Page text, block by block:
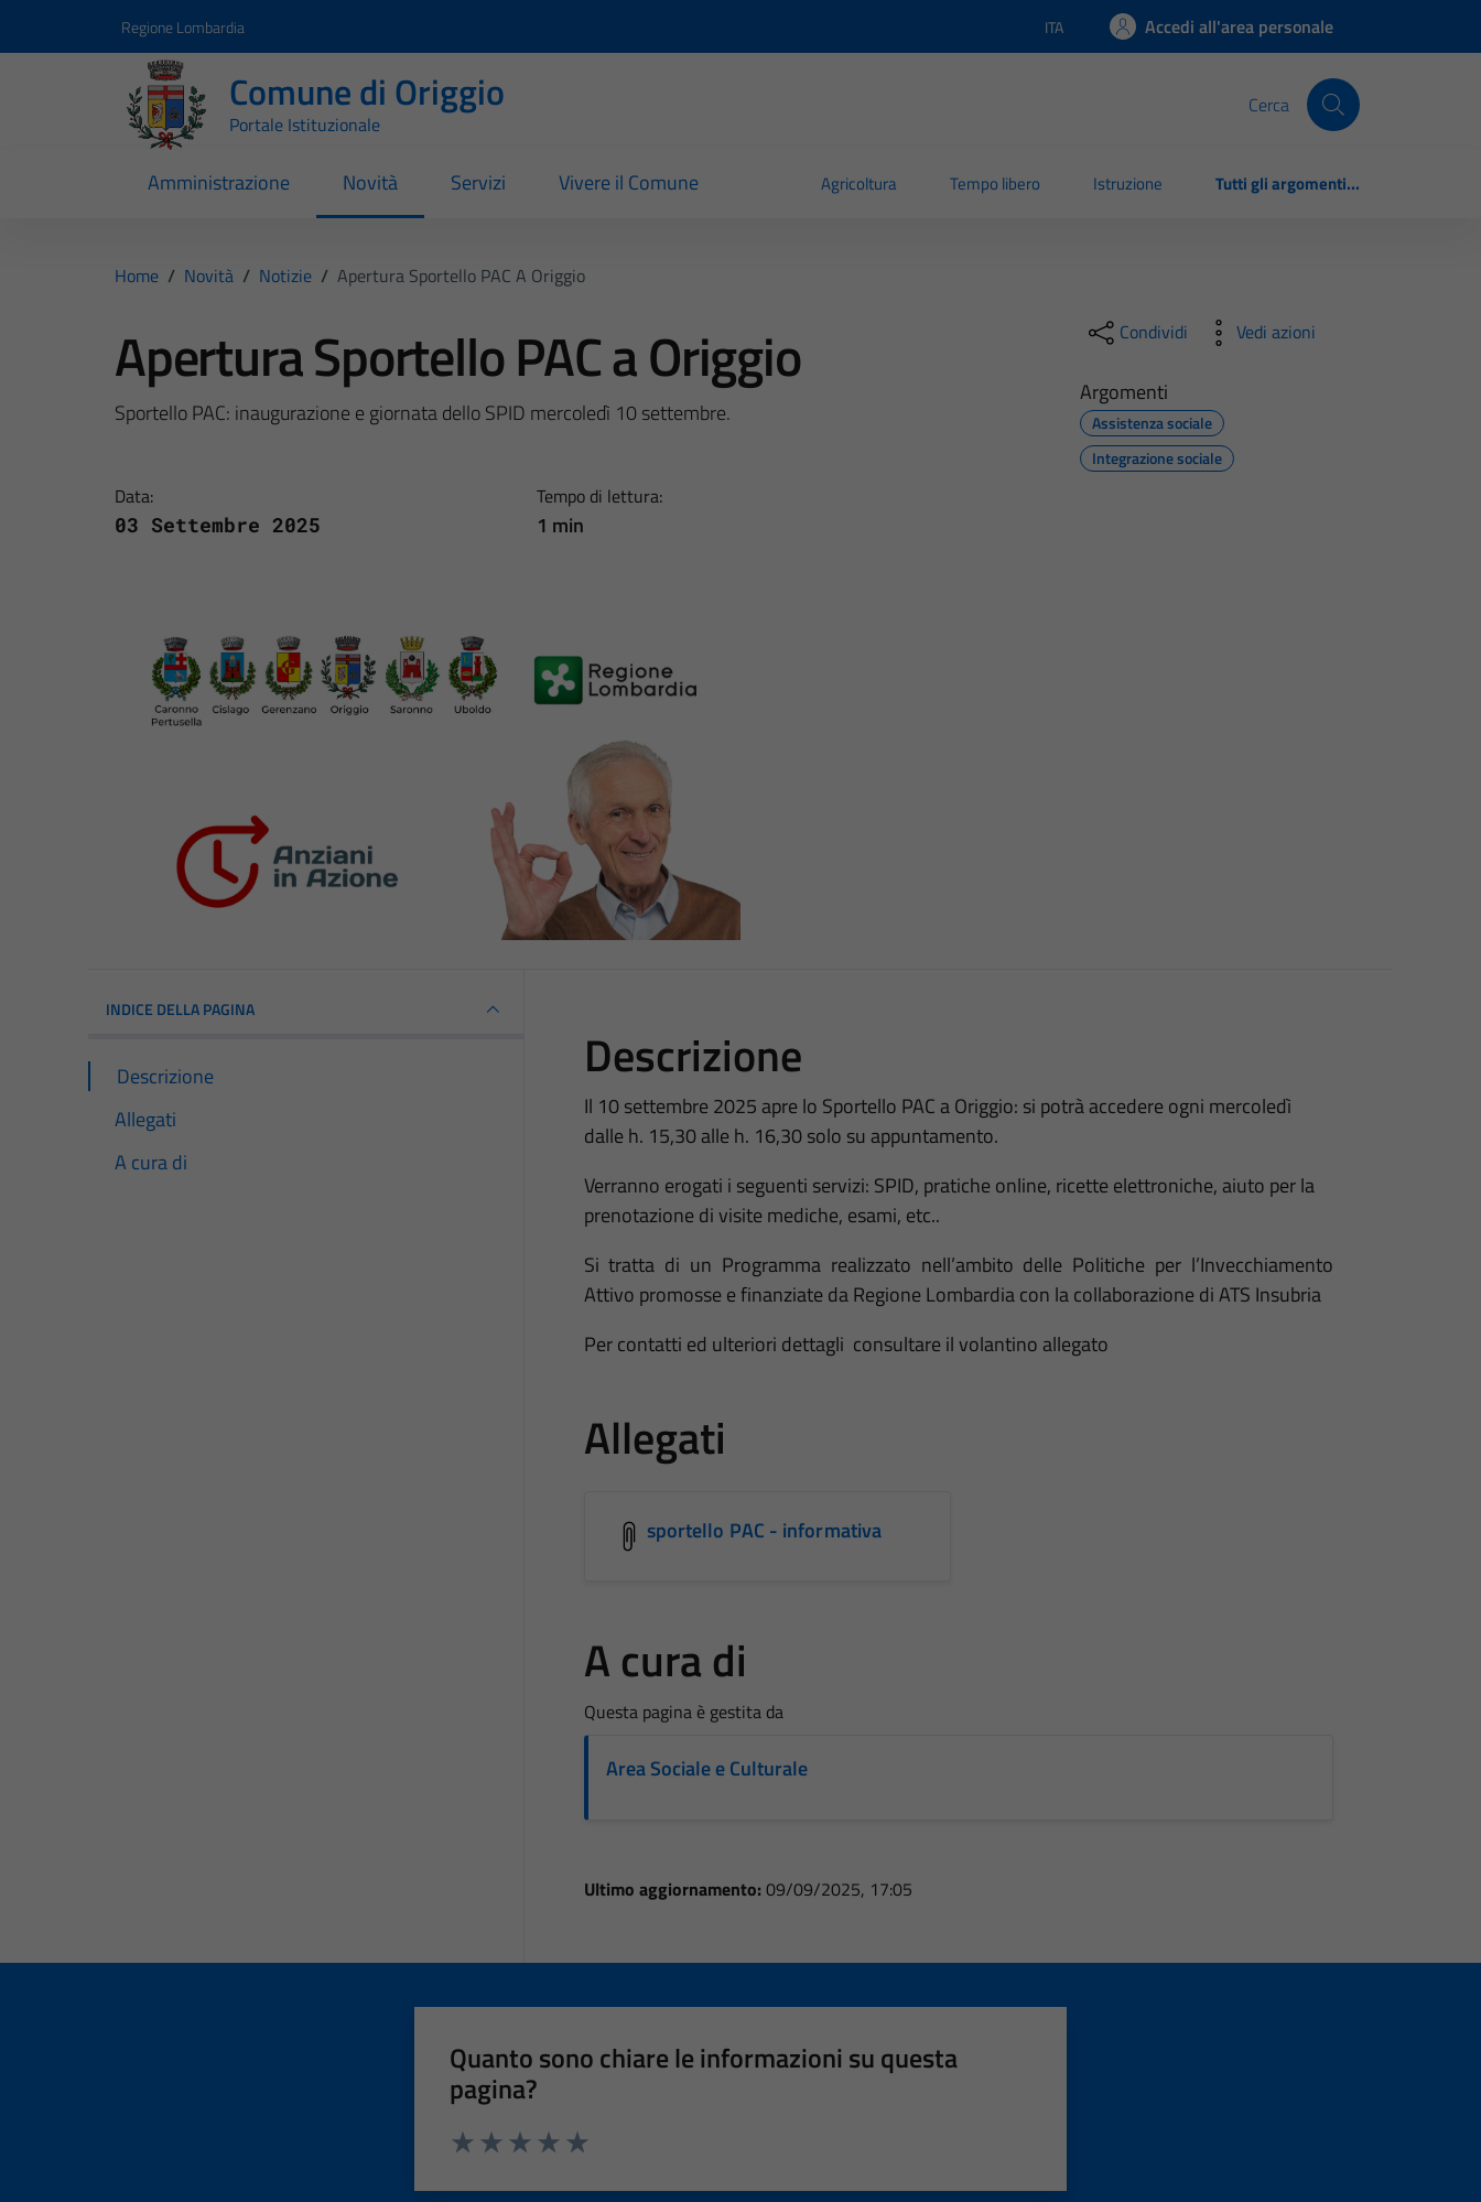
Regione Lombardia Lingua attiva:
ITA Accedi all'area personale
Comune di Origgio
Portale Istituzionale
Cerca
Amministrazione Novità Servizi Vivere il Comune Agricoltura Tempo libero Istruzione Tutti gli argomenti...
Home / Novità / Notizie / Apertura Sportello PAC A Origgio
Apertura Sportello PAC a Origgio
Sportello PAC: inaugurazione e giornata dello SPID mercoledì 10 settembre.
Data:
03 Settembre 2025
Tempo di lettura:
1 min
Condividi Vedi azioni
Argomenti
Assistenza sociale
Integrazione sociale
INDICE DELLA PAGINA
Descrizione
Allegati
A cura di
Descrizione
Il 10 settembre 2025 apre lo Sportello PAC a Origgio: si potrà accedere ogni mercoledì
dalle h. 15,30 alle h. 16,30 solo su appuntamento.
Verranno erogati i seguenti servizi: SPID, pratiche online, ricette elettroniche, aiuto per la
prenotazione di visite mediche, esami, etc..
Si tratta di un Programma realizzato nell’ambito delle Politiche per l’Invecchiamento
Attivo promosse e finanziate da Regione Lombardia con la collaborazione di ATS Insubria
Per contatti ed ulteriori dettagli consultare il volantino allegato
Allegati
sportello PAC - informativa
A cura di
Questa pagina è gestita da
Area Sociale e Culturale
Ultimo aggiornamento: 09/09/2025, 17:05
Quanto sono chiare le informazioni su questa
pagina?